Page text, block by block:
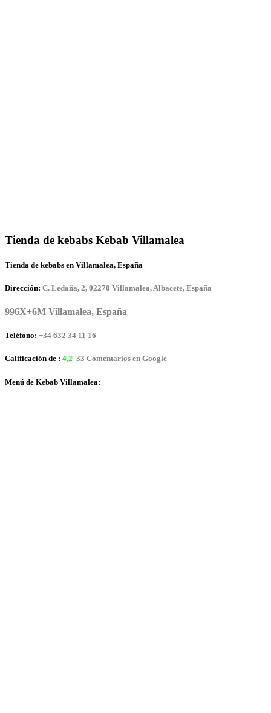
Tienda de kebabs Kebab Villamalea
Tienda de kebabs en Villamalea, España
Dirección: C. Ledaña, 2, 02270 Villamalea, Albacete, España
996X+6M Villamalea, España
Teléfono: +34 632 34 11 16
Calificación de : 4,2 33 Comentarios en Google
Menú de Kebab Villamalea: